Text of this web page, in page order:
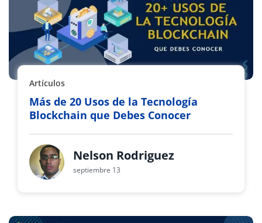
Artículos
Más de 20 Usos de la Tecnología
Blockchain que Debes Conocer
Nelson Rodriguez
septiembre 13